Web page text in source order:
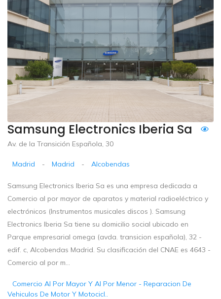
Samsung Electronics Iberia Sa
Av. de la Transición Española, 30
Madrid - Madrid - Alcobendas
Samsung Electronics Iberia Sa es una empresa dedicada a
Comercio al por mayor de aparatos y material radioeléctrico y
electrónicos (Instrumentos musicales discos ). Samsung
Electronics Iberia Sa tiene su domicilio social ubicado en
Parque empresarial omega (avda. transicion española), 32 -
edif. c, Alcobendas Madrid. Su clasificación del CNAE es 4643 -
Comercio al por m...
Comercio Al Por Mayor Y Al Por Menor - Reparacion De
Vehiculos De Motor Y Motocicl..